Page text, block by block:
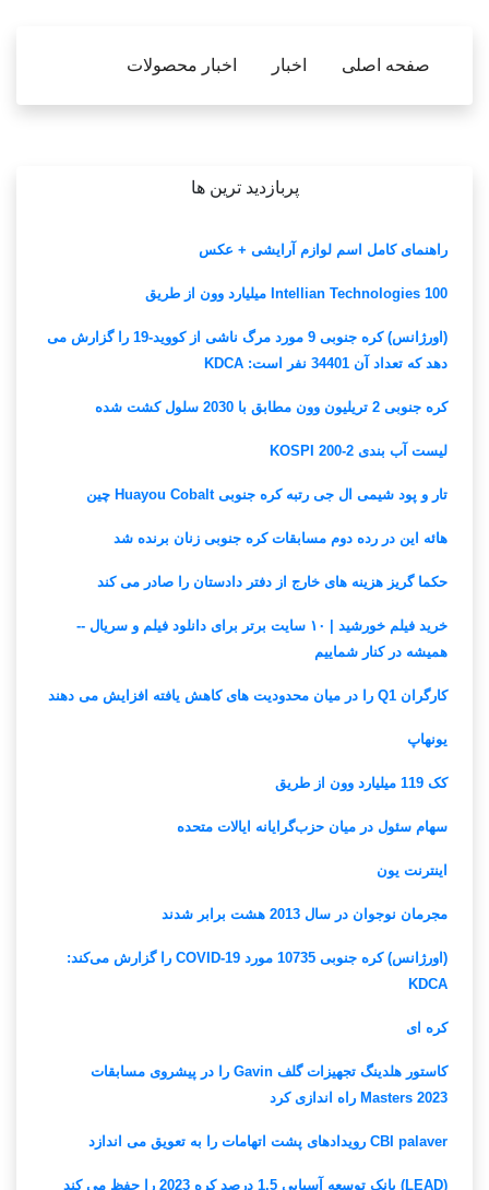
صفحه اصلی اخبار اخبار محصولات
پربازدید ترین ها
راهنمای کامل اسم لوازم آرایشی + عکس
Intellian Technologies 100 میلیارد وون از طریق
(اورژانس) کره جنوبی 9 مورد مرگ ناشی از کووید-19 را گزارش می
دهد که تعداد آن 34401 نفر است: KDCA
کره جنوبی 2 تریلیون وون مطابق با 2030 سلول کشت شده
لیست آب بندی KOSPI 200-2
تار و پود شیمی ال جی رتبه کره جنوبی Huayou Cobalt چین
هائه این در رده دوم مسابقات کره جنوبی زنان برنده شد
حکما گریز هزینه های خارج از دفتر دادستان را صادر می کند
خرید فیلم خورشید | ۱۰ سایت برتر برای دانلود فیلم و سریال --
همیشه در کنار شماییم
کارگران Q1 را در میان محدودیت های کاهش یافته افزایش می دهند
یونهاپ
کک 119 میلیارد وون از طریق
سهام سئول در میان حزب‌گرایانه ایالات متحده
اینترنت یون
مجرمان نوجوان در سال 2013 هشت برابر شدند
(اورژانس) کره جنوبی 10735 مورد COVID-19 را گزارش می‌کند:
KDCA
کره ای
کاستور هلدینگ تجهیزات گلف Gavin را در پیشروی مسابقات
Masters 2023 راه اندازی کرد
CBI palaver رویدادهای پشت اتهامات را به تعویق می اندازد